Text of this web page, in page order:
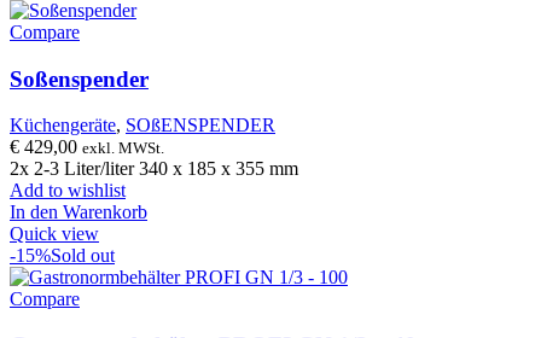
Compare
Soßenspender
Küchengeräte, SOßENSPENDER
€ 429,00 exkl. MWSt.
2x 2-3 Liter/liter 340 x 185 x 355 mm
Add to wishlist
In den Warenkorb
Quick view
-15%Sold out
Compare